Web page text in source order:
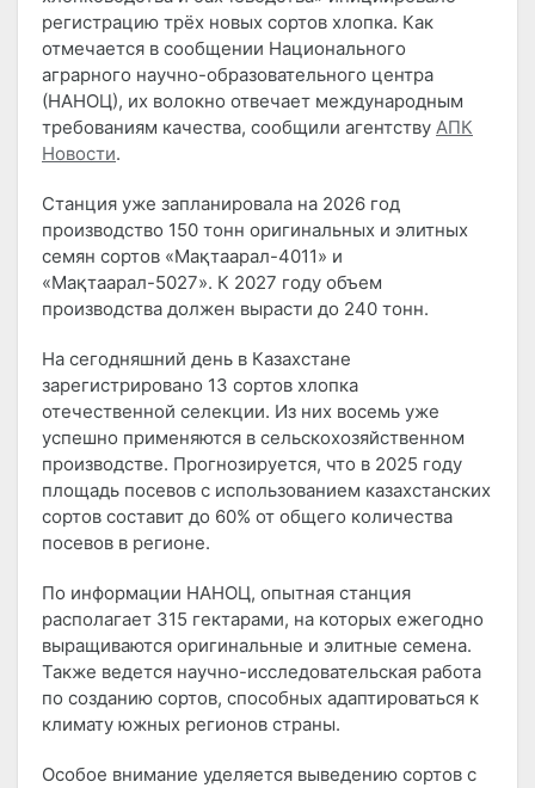
регистрацию трёх новых сортов хлопка. Как
отмечается в сообщении Национального
аграрного научно-образовательного центра
(НАНОЦ), их волокно отвечает международным
требованиям качества, сообщили агентству АПК
Новости.
Станция уже запланировала на 2026 год
производство 150 тонн оригинальных и элитных
семян сортов «Мақтаарал-4011» и
«Мақтаарал-5027». К 2027 году объем
производства должен вырасти до 240 тонн.
На сегодняшний день в Казахстане
зарегистрировано 13 сортов хлопка
отечественной селекции. Из них восемь уже
успешно применяются в сельскохозяйственном
производстве. Прогнозируется, что в 2025 году
площадь посевов с использованием казахстанских
сортов составит до 60% от общего количества
посевов в регионе.
По информации НАНОЦ, опытная станция
располагает 315 гектарами, на которых ежегодно
выращиваются оригинальные и элитные семена.
Также ведется научно-исследовательская работа
по созданию сортов, способных адаптироваться к
климату южных регионов страны.
Особое внимание уделяется выведению сортов с